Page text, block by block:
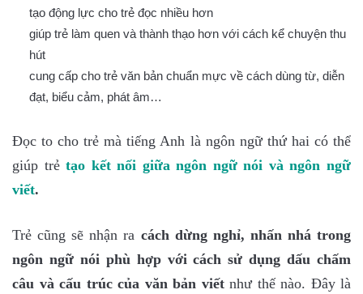
tạo động lực cho trẻ đọc nhiều hơn
giúp trẻ làm quen và thành thạo hơn với cách kể chuyện thu
hút
cung cấp cho trẻ văn bản chuẩn mực về cách dùng từ, diễn
đạt, biểu cảm, phát âm…
Đọc to cho trẻ mà tiếng Anh là ngôn ngữ thứ hai có thể
giúp trẻtạo kết nối giữa ngôn ngữ nói và ngôn ngữ
viết.
Trẻ cũng sẽ nhận ra cách dừng nghỉ, nhấn nhá trong
ngôn ngữ nói phù hợp với cách sử dụng dấu chấm
câu và cấu trúc của văn bản viếtnhư thế nào. Đây là